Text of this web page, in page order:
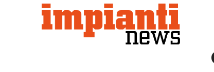
ATTUALITÀ PRODOTTI
PROFESSIONE